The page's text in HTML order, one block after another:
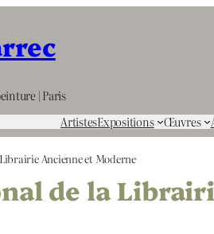
| Paris
ArtistesExpositions Œuvres
Ancienne et Moderne
de la